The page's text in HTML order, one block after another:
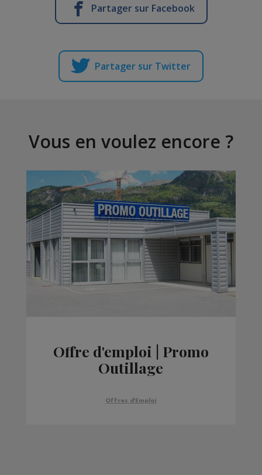
Partager sur Facebook
Partager sur Twitter
Vous en voulez encore ?
Offre d'emploi | Promo
Outillage
Offres d'Emploi